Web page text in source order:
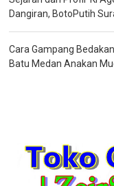
Dangiran, BotoPutih
Cara Gampang
Batu Medan Anakan